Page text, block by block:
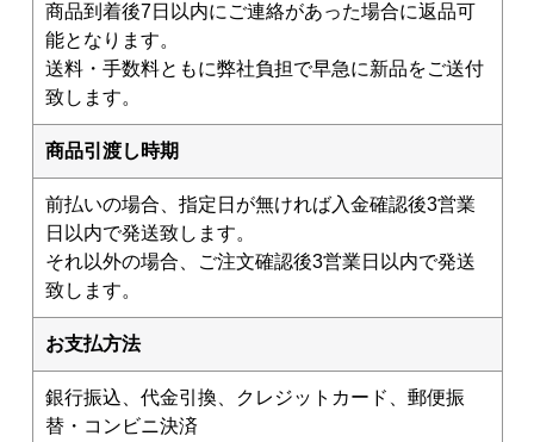
商品到着後7日以内にご連絡があった場合に返品可
能となります。
送料・手数料ともに弊社負担で早急に新品をご送付
致します。
商品引渡し時期
前払いの場合、指定日が無ければ入金確認後3営業
日以内で発送致します。
それ以外の場合、ご注文確認後3営業日以内で発送
致します。
お支払方法
銀行振込、代金引換、クレジットカード、郵便振
替・コンビニ決済